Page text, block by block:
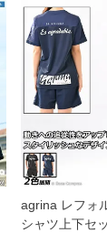
agrina レフォ
シャツ上下セ